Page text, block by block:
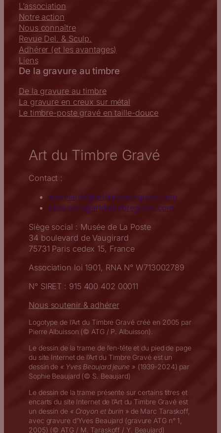
L’association
Notre action
Nous connaître
Revue Del. & Sculp.
Adhérer (et les avantages)
Liens
De la gravure au timbre
De la gravure au timbre
La gravure en creux sur métal
Le timbre-poste gravé en taille-douce
Art du Timbre Gravé
Contact :
secretariat@artdutimbregrave.com
tresorerie@artdutimbregrave.com
Siège social : Musée de La Poste
34 boulevard de Vaugirard
75731 Paris cedex 15, France
Association loi 1901, RNA N° W713002789
N° SIRET : 915 400 402 00011
Nous soutenir & adhérer
Logotype de l’Art du Timbre Gravé créé en 2005 par
Pierre Albuisson (© ATG / P. Albuisson).
Le dessin de la trame de l’en-tête et du pied de page
du site Internet de l’Art du Timbre Gravé est un
dessin de « Yves Beaujard jeune » (1939-2024) par
Sophie Beaujard (© S. Beaujard)
Le dessin de la trame présente sur certains titres et
encarts du site Internet de l’Art du Timbre Gravé est
un dessin de « Crayon et burin » de Marc Taraskoff,
avec gravure d’Yves Beaujard (gravure ATG n° 1,
2005) (© ATG / M. Taraskoff / Y. Beaujard)